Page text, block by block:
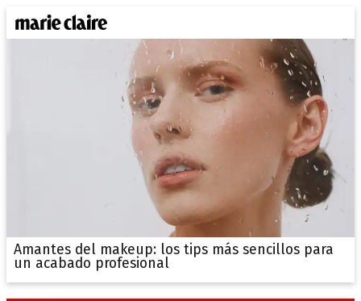
Amantes del makeup: los tips más sencillos para
un acabado profesional